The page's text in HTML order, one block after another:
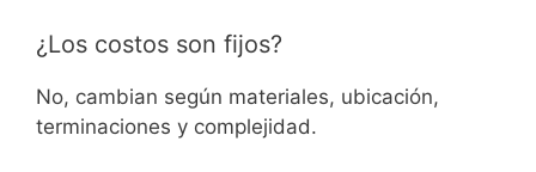
¿Los costos son fijos?
No, cambian según materiales, ubicación,
terminaciones y complejidad.